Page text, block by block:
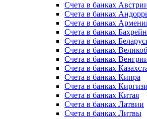
Счета в банках
Счета в банках
Счета в банках
Счета в банках
Счета в банках
Счета в банках
Счета в банках
Счета в банках
Счета в банках Кипра
Счета в банках
Счета в банках Китая
Счета в банках Латвии
Счета в банках Литвы